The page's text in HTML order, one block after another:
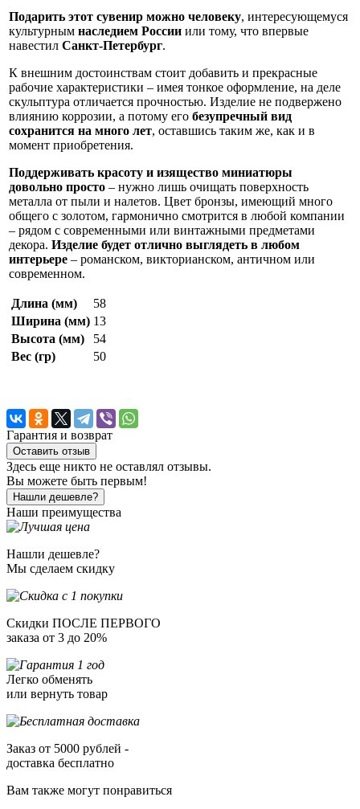
Подарить этот сувенир можно человеку, интересующемуся
культурным наследием России или тому, что впервые
навестил Санкт-Петербург.
К внешним достоинствам стоит добавить и прекрасные
рабочие характеристики – имея тонкое оформление, на деле
скульптура отличается прочностью. Изделие не подвержено
влиянию коррозии, а потому его безупречный вид
сохранится на много лет, оставшись таким же, как и в
момент приобретения.
Поддерживать красоту и изящество миниатюры
довольно просто – нужно лишь очищать поверхность
металла от пыли и налетов. Цвет бронзы, имеющий много
общего с золотом, гармонично смотрится в любой компании
– рядом с современными или винтажными предметами
декора. Изделие будет отлично выглядеть в любом
интерьере – романском, викторианском, античном или
современном.
Длина (мм)
58
Ширина (мм) 13
Высота (мм)
54
Вес (гр)
50
Гарантия и возврат
Оставить отзыв
Здесь еще никто не оставлял отзывы.
Вы можете быть первым!
Нашли дешевле?
Наши преимущества
Нашли дешевле?
Мы сделаем скидку
Скидки ПОСЛЕ ПЕРВОГО
заказа от 3 до 20%
Легко обменять
или вернуть товар
Заказ от 5000 рублей -
доставка бесплатно
Вам также могут понравиться